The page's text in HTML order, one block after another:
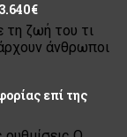
τη ζωή του τι
άνθρωποι
επί της